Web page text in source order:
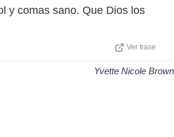
y comas sano. Que Dios los
Ver frase
Yvette Nicole Brown